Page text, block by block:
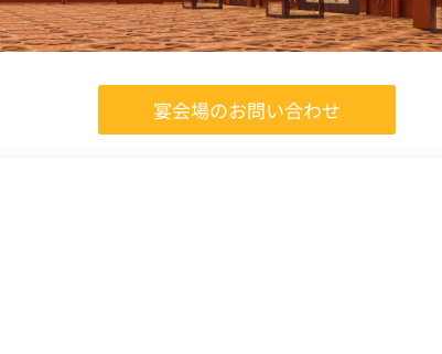
宴会場のお問い合わせ